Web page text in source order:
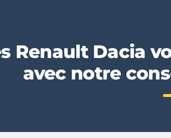
Renault Dacia
avec notre